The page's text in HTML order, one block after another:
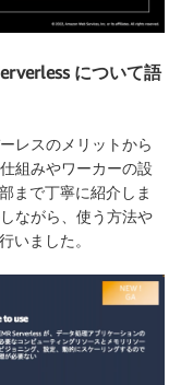
について語
レスのメリットから
組みやワーカーの設
まで丁寧に紹介しま
ながら、使う方法や
いました。